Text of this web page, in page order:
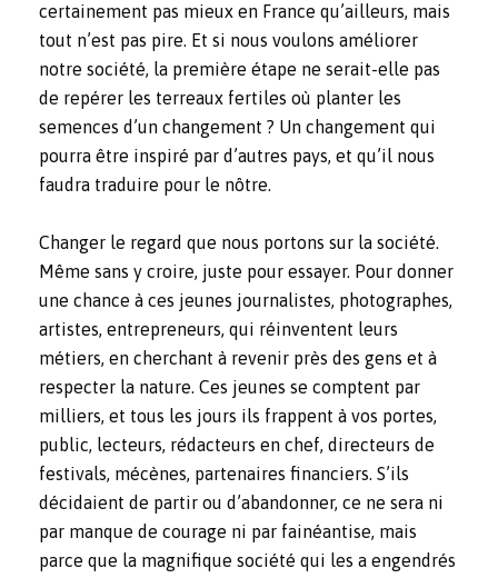
certainement pas mieux en France qu’ailleurs, mais
tout n’est pas pire. Et si nous voulons améliorer
notre société, la première étape ne serait-elle pas
de repérer les terreaux fertiles où planter les
semences d’un changement ? Un changement qui
pourra être inspiré par d’autres pays, et qu’il nous
faudra traduire pour le nôtre.
Changer le regard que nous portons sur la société.
Même sans y croire, juste pour essayer. Pour donner
une chance à ces jeunes journalistes, photographes,
artistes, entrepreneurs, qui réinventent leurs
métiers, en cherchant à revenir près des gens et à
respecter la nature. Ces jeunes se comptent par
milliers, et tous les jours ils frappent à vos portes,
public, lecteurs, rédacteurs en chef, directeurs de
festivals, mécènes, partenaires financiers. S’ils
décidaient de partir ou d’abandonner, ce ne sera ni
par manque de courage ni par fainéantise, mais
parce que la magnifique société qui les a engendrés